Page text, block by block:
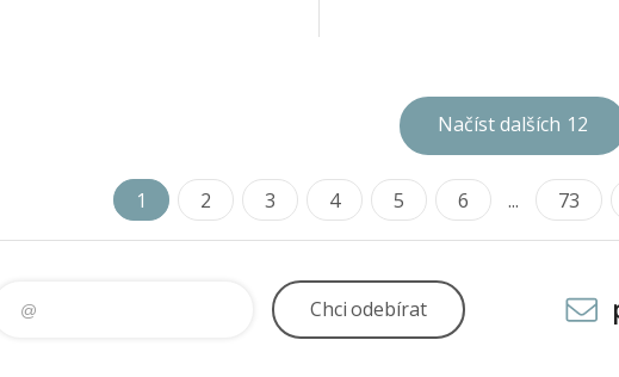
Grafická karta:Int
Načíst dalších 12
1 2 3 4 5 6 ... 73
Chciodebírat